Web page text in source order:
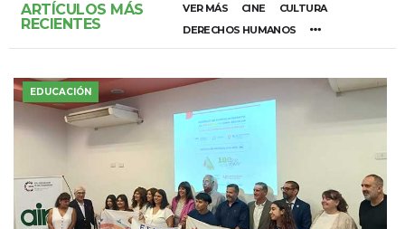
ARTÍCULOS MÁS
RECIENTES
VER MÁS CINE
CULTURA
DERECHOS HUMANOS
EDUCACIÓN